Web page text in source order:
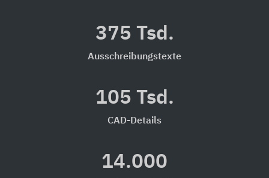
375 Tsd.
Ausschreibungstexte
105 Tsd.
CAD-Details
14.000